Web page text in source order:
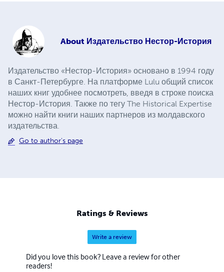
About Издательство Нестор-История
Издательство «Нестор-История» основано в 1994 году
в Санкт-Петербурге. На платформе Lulu общий список
наших книг удобнее посмотреть, введя в строке поиска
Нестор-История. Также по тегу The Historical Expertise
можно найти книги наших партнеров из молдавского
издательства.
Go to author's page
Ratings & Reviews
Write a review
Did you love this book? Leave a review for other
readers!